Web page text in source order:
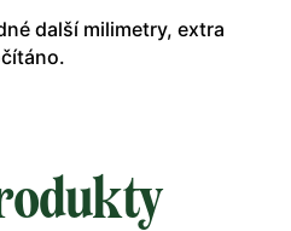
další milimetry, extra